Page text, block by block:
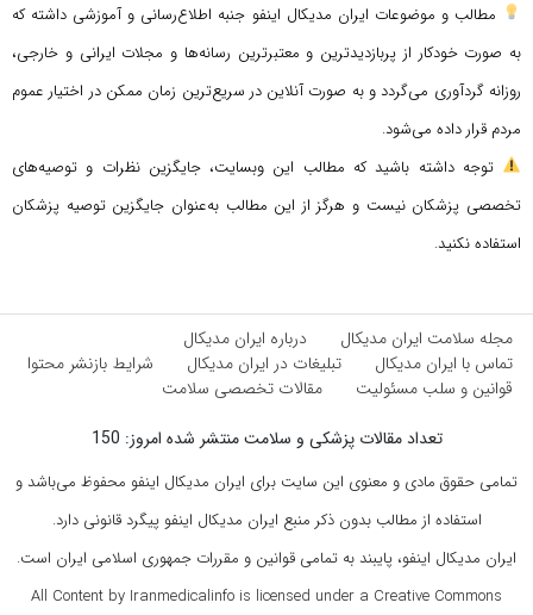
مطالب و موضوعات ایران مدیکال اینفو جنبه اطلاع‌رسانی و آموزشی داشته که
به صورت خودکار از پربازدیدترین و معتبرترین رسانه‌ها و مجلات ایرانی و خارجی،
روزانه گردآوری می‌گردد و به صورت آنلاین در سریع‌ترین زمان ممکن در اختیار عموم
مردم قرار داده می‌شود.
توجه داشته باشید که مطالب این وبسایت، جایگزین نظرات و توصیه‌های
تخصصی پزشکان نیست و هرگز از این مطالب به‌عنوان جایگزین توصیه پزشکان
استفاده نکنید.
مجله سلامت ایران مدیکال
درباره ایران مدیکال
تماس با ایران مدیکال
تبلیغات در ایران مدیکال
شرایط بازنشر محتوا
قوانین و سلب مسئولیت
مقالات تخصصی سلامت
تعداد مقالات پزشکی و سلامت منتشر شده امروز: 150
تمامی حقوق مادی و معنوی این سایت برای ایران مدیکال اینفو محفوظ می‌باشد و
استفاده از مطالب بدون ذکر منبع ایران مدیکال اینفو پیگرد قانونی دارد.
ایران مدیکال اینفو، پایبند به تمامی قوانین و مقررات جمهوری اسلامی ایران است.
All Content by Iranmedicalinfo is licensed under a Creative Commons